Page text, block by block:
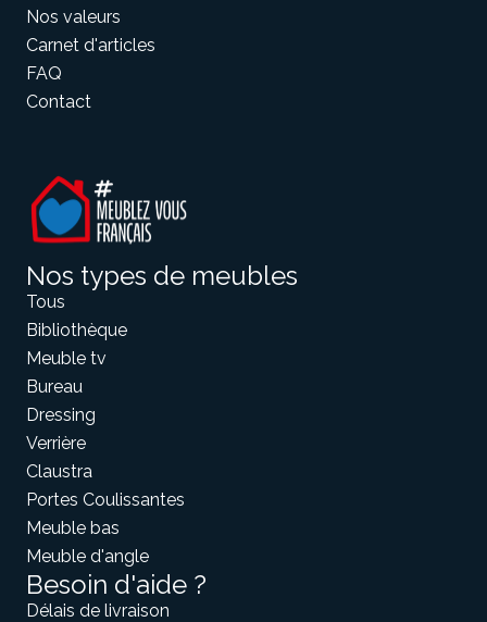
Nos valeurs
Carnet d'articles
FAQ
Contact
Nos types de meubles
Tous
Bibliothèque
Meuble tv
Bureau
Dressing
Verrière
Claustra
Portes Coulissantes
Meuble bas
Meuble d'angle
Besoin d'aide ?
Délais de livraison